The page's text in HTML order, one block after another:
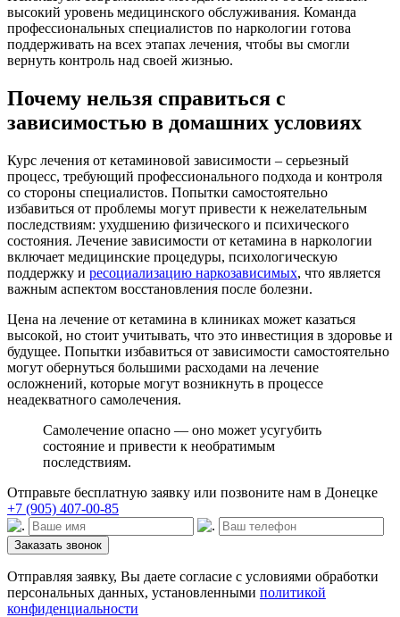
высокий уровень медицинского обслуживания. Команда
профессиональных специалистов по наркологии готова
поддерживать на всех этапах лечения, чтобы вы смогли
вернуть контроль над своей жизнью.
Почему нельзя справиться с
зависимостью в домашних условиях
Курс лечения от кетаминовой зависимости – серьезный
процесс, требующий профессионального подхода и контроля
со стороны специалистов. Попытки самостоятельно
избавиться от проблемы могут привести к нежелательным
последствиям: ухудшению физического и психического
состояния. Лечение зависимости от кетамина в наркологии
включает медицинские процедуры, психологическую
поддержку и ресоциализацию наркозависимых, что является
важным аспектом восстановления после болезни.
Цена на лечение от кетамина в клиниках может казаться
высокой, но стоит учитывать, что это инвестиция в здоровье и
будущее. Попытки избавиться от зависимости самостоятельно
могут обернуться большими расходами на лечение
осложнений, которые могут возникнуть в процессе
неадекватного самолечения.
Самолечение опасно — оно может усугубить
состояние и привести к необратимым
последствиям.
Отправьте бесплатную заявку или позвоните нам в Донецке
+7 (905) 407-00-85
Заказать звонок
Отправляя заявку, Вы даете согласие с условиями обработки
персональных данных, установленными политикой
конфиденциальности